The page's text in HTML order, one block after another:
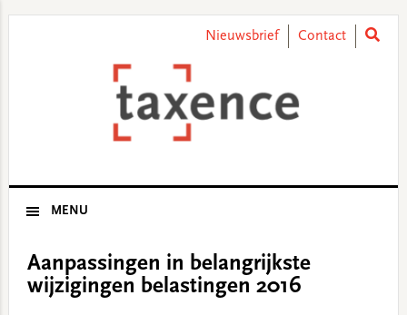
Nieuwsbrief Contact
MENU
Aanpassingen in belangrijkste
wijzigingen belastingen 2016